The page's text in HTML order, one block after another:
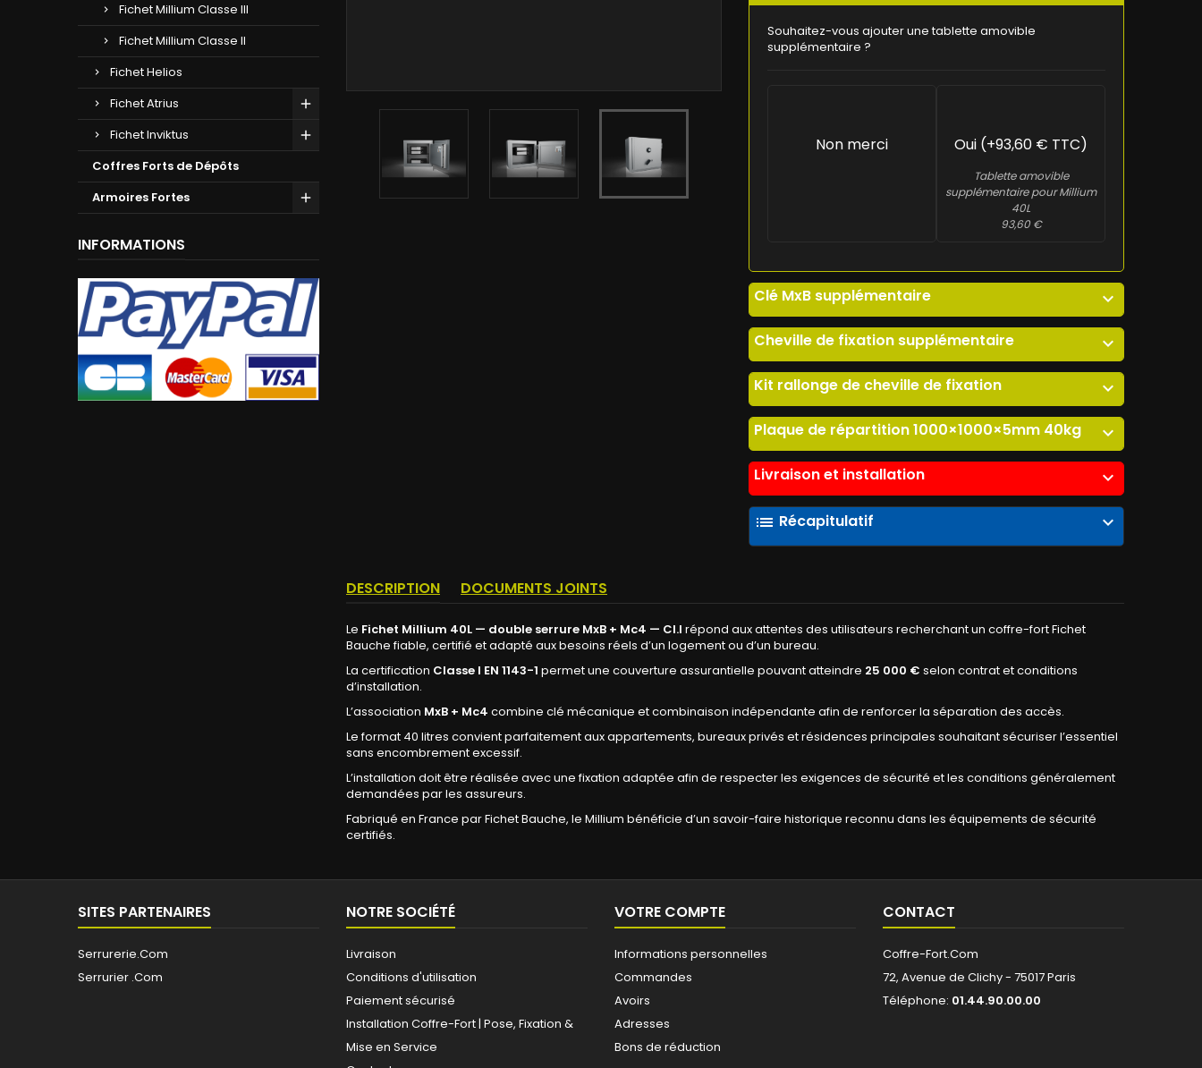
Fichet Millium Classe III
Fichet Millium Classe II
Fichet Helios
Fichet Atrius
Fichet Inviktus
Coffres Forts de Dépôts
Armoires Fortes
INFORMATIONS
Souhaitez-vous ajouter une tablette amovible
supplémentaire ?
Non merci Oui (+93,60 € TTC)
Tablette amovible
supplémentaire pour Millium
40L
93,60 €
Clé MxB supplémentaire expand_more
Cheville de fixation supplémentaire expand_more
Kit rallonge de cheville de fixation expand_more
Plaque de répartition 1000×1000×5mm 40kg expand_more
Livraison et installation expand_more
list Récapitulatif expand_more
DESCRIPTION DOCUMENTS JOINTS
Le Fichet Millium 40L — double serrure MxB + Mc4 — Cl.I répond aux attentes des utilisateurs recherchant un coffre-fort Fichet
Bauche fiable, certifié et adapté aux besoins réels d’un logement ou d’un bureau.
La certification Classe I EN 1143-1 permet une couverture assurantielle pouvant atteindre 25 000 € selon contrat et conditions
d’installation.
L’association MxB + Mc4 combine clé mécanique et combinaison indépendante afin de renforcer la séparation des accès.
Le format 40 litres convient parfaitement aux appartements, bureaux privés et résidences principales souhaitant sécuriser l’essentiel
sans encombrement excessif.
L’installation doit être réalisée avec une fixation adaptée afin de respecter les exigences de sécurité et les conditions généralement
demandées par les assureurs.
Fabriqué en France par Fichet Bauche, le Millium bénéficie d’un savoir-faire historique reconnu dans les équipements de sécurité
certifiés.
SITES PARTENAIRES
Serrurerie.Com
Serrurier .Com
NOTRE SOCIÉTÉ
Livraison
Conditions d'utilisation
Paiement sécurisé
Installation Coffre-Fort | Pose, Fixation &
Mise en Service
VOTRE COMPTE
Informations personnelles
Commandes
Avoirs
Adresses
Bons de réduction
CONTACT
Coffre-Fort.Com
72, Avenue de Clichy - 75017 Paris
Téléphone: 01.44.90.00.00